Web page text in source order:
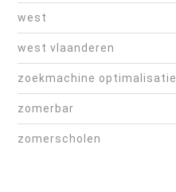
west
west vlaanderen
zoekmachine optimalisatie
zomerbar
zomerscholen